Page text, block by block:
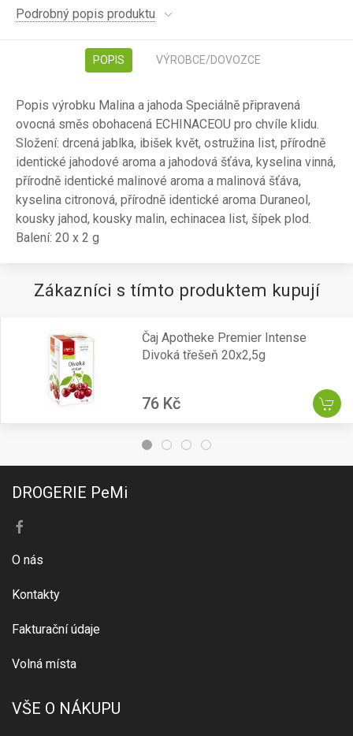
Podrobný popis produktu
POPIS VÝROBCE/DOVOZCE
Popis výrobku Malina a jahoda Speciálně připravená
ovocná směs obohacená ECHINACEOU pro chvíle klidu.
Složení: drcená jablka, ibišek květ, ostružina list, přírodně
identické jahodové aroma a jahodová šťáva, kyselina vinná,
přírodně identické malinové aroma a malinová šťáva,
kyselina citronová, přírodně identické aroma Duraneol,
kousky jahod, kousky malin, echinacea list, šípek plod.
Balení: 20 x 2 g
Zákazníci s tímto produktem kupují
Čaj Apotheke Premier Intense
Divoká třešeň 20x2,5g
76 Kč
DROGERIE PeMi
O nás
Kontakty
Fakturační údaje
Volná místa
VŠE O NÁKUPU